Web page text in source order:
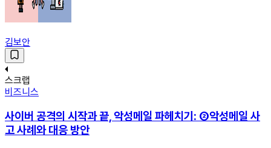
김보안
스크랩
비즈니스
사이버 공격의 시작과 끝, 악성메일 파헤치기: ②악성메일 사
고 사례와 대응 방안